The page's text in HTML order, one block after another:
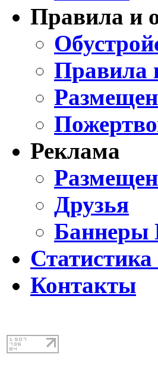
Правила и
Правила
Реклама
Друзья
Статистика
Контакты